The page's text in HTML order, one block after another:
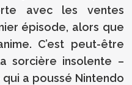
avec les ventes
épisode, alors que
C’est peut-être
sorcière insolente –
a poussé Nintendo